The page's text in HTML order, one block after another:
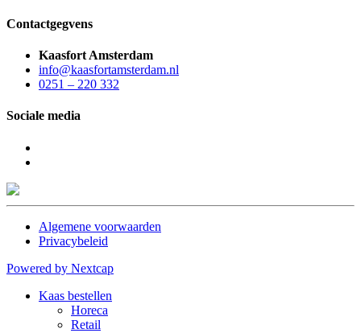
Contactgegvens
Kaasfort Amsterdam
info@kaasfortamsterdam.nl
0251 – 220 332
Sociale media
Algemene voorwaarden
Privacybeleid
Powered by Nextcap
Kaas bestellen
Horeca
Retail